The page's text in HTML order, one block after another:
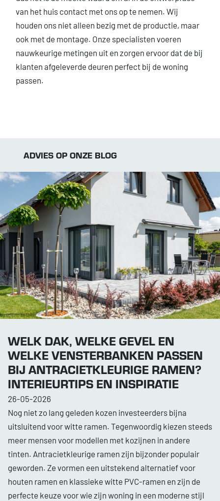
van het huis contact met ons op te nemen. Wij
houden ons niet alleen bezig met de productie, maar
ook met de montage. Onze specialisten voeren
nauwkeurige metingen uit en zorgen ervoor dat de bij
klanten afgeleverde deuren perfect bij de woning
passen.
ADVIES OP ONZE BLOG
WELK DAK, WELKE GEVEL EN
WELKE VENSTERBANKEN PASSEN
BIJ ANTRACIETKLEURIGE RAMEN?
INTERIEURTIPS EN INSPIRATIE
26-05-2026
Nog niet zo lang geleden kozen investeerders bijna
uitsluitend voor witte ramen. Tegenwoordig kiezen steeds
meer mensen voor modellen met kozijnen in andere
tinten. Antracietkleurige ramen zijn bijzonder populair
geworden. Ze vormen een uitstekend alternatief voor
houten ramen en klassieke witte PVC-ramen en zijn de
perfecte keuze voor wie zijn woning in een moderne stijl